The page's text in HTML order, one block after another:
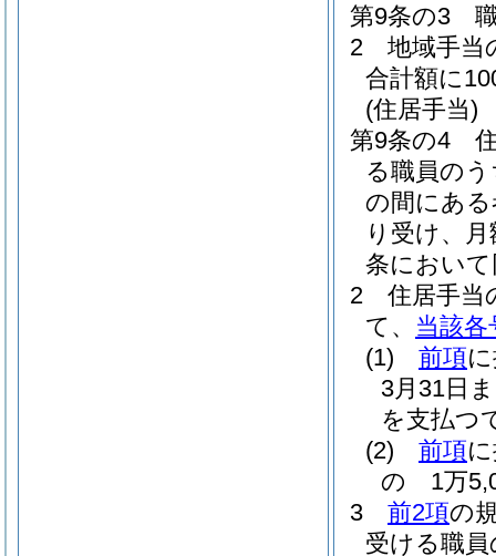
第9条の3
2
地域手当
合計額に
(住居手当)
第9条の4
る職員の
の間にあ
り受け、
条におい
2
住居手当
て、 当該各
(1)
前項
3月31日
を支払つ
(2)
前項
の 1万
3
前2項の
受ける職